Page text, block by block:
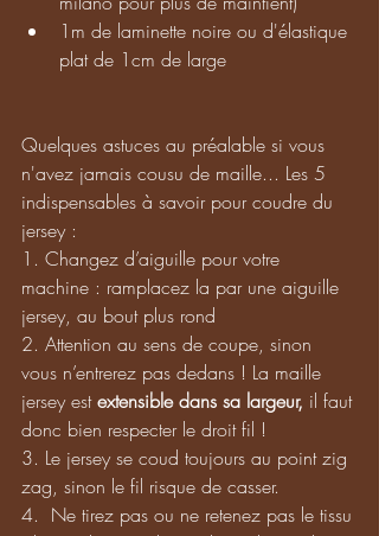
1m de laminette noire ou d'élastique
plat de 1cm de large
Quelques astuces au préalable si vous
n'avez jamais cousu de maille... Les 5
indispensables à savoir pour coudre du
jersey :
1. Changez d’aiguille pour votre
machine : ramplacez la par une aiguille
jersey, au bout plus rond
2. Attention au sens de coupe, sinon
vous n’entrerez pas dedans ! La maille
jersey est extensible dans sa largeur, il faut
donc bien respecter le droit fil !
3. Le jersey se coud toujours au point zig
zag, sinon le fil risque de casser.
4.  Ne tirez pas ou ne retenez pas le tissu